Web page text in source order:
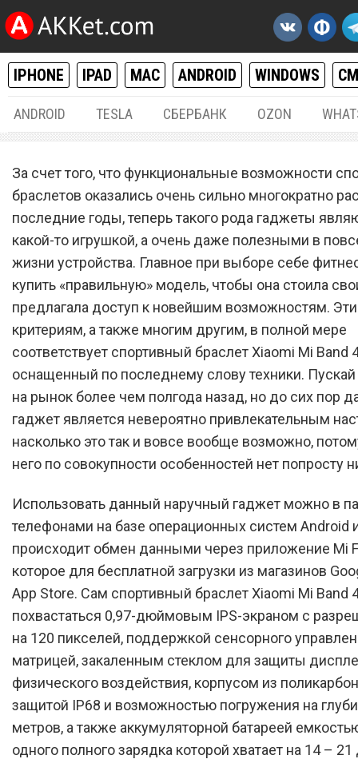
IPHONE IPAD MAC ANDROID WINDOWS
ANDROID TESLA СБЕРБАНК OZON
Xiaomi Mi Band 4 раздают
бесплатно в течение
ограниченного времени
За счет того, что функциональные возможности
браслетов оказались очень сильно многократно
последние годы, теперь такого рода гаджеты
какой-то игрушкой, а очень даже полезными в
жизни устройства. Главное при выборе себе
купить «правильную» модель, чтобы она стоила
предлагала доступ к новейшим возможностям.
критериям, а также многим другим, в полной мере
соответствует спортивный браслет Xiaomi Mi Band
оснащенный по последнему слову техники.
на рынок более чем полгода назад, но до сих пор
гаджет является невероятно привлекательным
насколько это так и вовсе вообще возможно,
него по совокупности особенностей нет попросту
Использовать данный наручный гаджет можно в
телефонами на базе операционных систем Android
происходит обмен данными через приложение Mi
которое для бесплатной загрузки из магазинов
App Store. Сам спортивный браслет Xiaomi Mi Band
похвастаться 0,97-дюймовым IPS-экраном с
на 120 пикселей, поддержкой сенсорного
матрицей, закаленным стеклом для защиты
физического воздействия, корпусом из
защитой IP68 и возможностью погружения на
метров, а также аккумуляторной батареей
одного полного зарядка которой хватает на 14 – 21